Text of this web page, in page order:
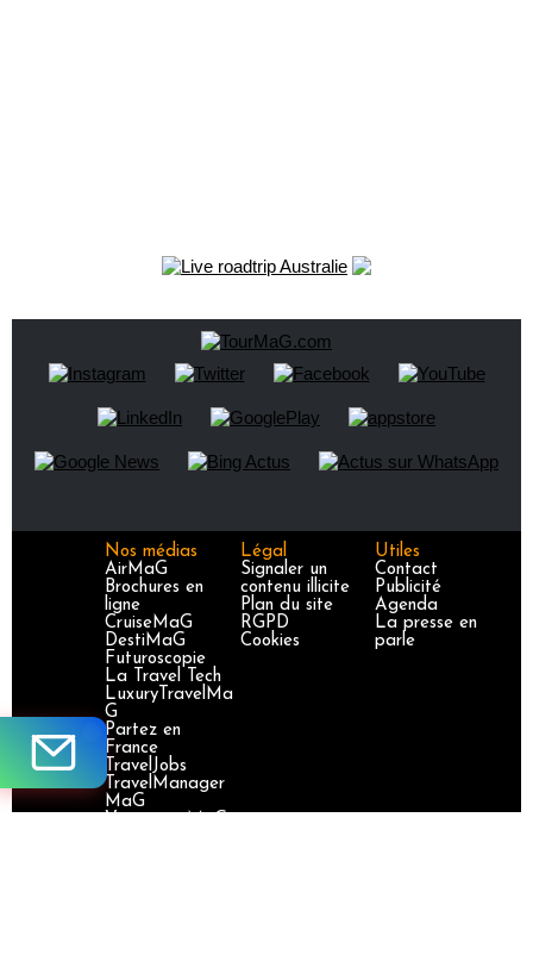
Nos médias
AirMaG
Brochures en
ligne
CruiseMaG
DestiMaG
Futuroscopie
La Travel Tech
LuxuryTravelMa
G
Partez en
France
TravelJobs
TravelManager
MaG
Légal
Signaler un
contenu illicite
Plan du site
RGPD
Cookies
Utiles
Contact
Publicité
Agenda
La presse en
parle